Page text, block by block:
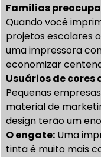
Famílias
Quando você
projetos escolares
uma impressora
economizar
Usuários de cores
Pequenas
material de
design terão um
O engate: Uma
tinta é muito mais